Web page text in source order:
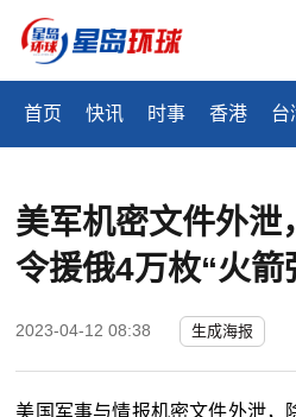
首页 快讯 时事 香港 台
美军机密文件外泄
令援俄4万枚“火箭
2023-04-12 08:38 生成海报
美国军事与情报机密文件外泄，